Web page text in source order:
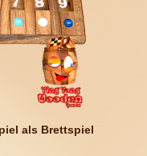
als Brettspiel